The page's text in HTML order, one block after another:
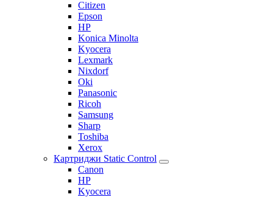
Citizen
Epson
HP
Konica Minolta
Kyocera
Lexmark
Nixdorf
Oki
Panasonic
Ricoh
Samsung
Sharp
Toshiba
Xerox
Картриджи Static Control
Canon
HP
Kyocera